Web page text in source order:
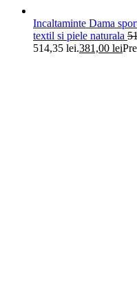
Incaltaminte Dama
textil si piele naturala
514,35 lei.381,00 lei